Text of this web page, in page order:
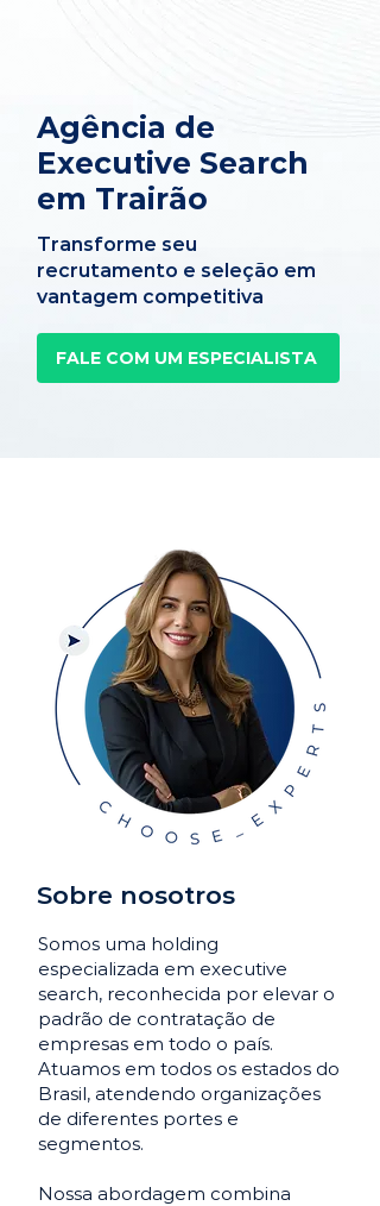
Agência de
Executive Search
em Trairão
Transforme seu
recrutamento e seleção em
vantagem competitiva
FALE COM UM ESPECIALISTA
Sobre nosotros
Somos uma holding
especializada em executive
search, reconhecida por elevar o
padrão de contratação de
empresas em todo o país.
Atuamos em todos os estados do
Brasil, atendendo organizações
de diferentes portes e
segmentos.
Nossa abordagem combina